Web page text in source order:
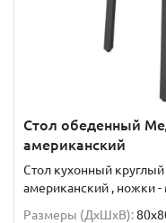
Стол обеденный
американский
Стол кухонный
американский , ножки -
Размеры (ДхШxВ):